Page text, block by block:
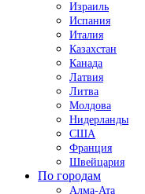
Израиль
Испания
Италия
Казахстан
Канада
Латвия
Литва
Молдова
Нидерланды
США
Франция
Швейцария
По городам
Алма-Ата